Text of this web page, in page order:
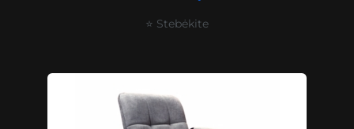
⭐ Stebėkite